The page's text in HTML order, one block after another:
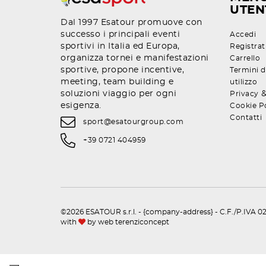
Dal 1997 Esatour promuove con
successo i principali eventi
sportivi in Italia ed Europa,
organizza tornei e manifestazioni
sportive, propone incentive,
meeting, team building e
soluzioni viaggio per ogni
esigenza.
sport@esatourgroup.com
+39 0721 404959
Accedi
Carrello
Termini
utilizzo
Privacy
Cookie
Contatti
©2026 ESATOUR s.r.l. - {company-address} - C.F./P.IVA
with
by web terenziconcept